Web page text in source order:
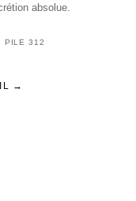
absolue.
PILE 312
→